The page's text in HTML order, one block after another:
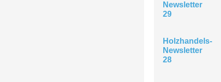
Newsletter
29
Holzhandels-
Newsletter
28